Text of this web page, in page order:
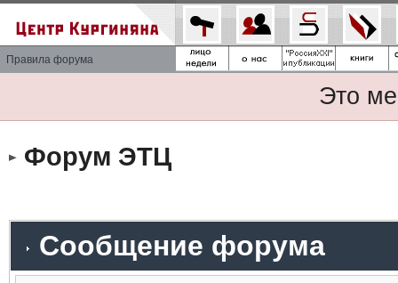
Правила форума
Это
Форум ЭТЦ
Сообщение форума